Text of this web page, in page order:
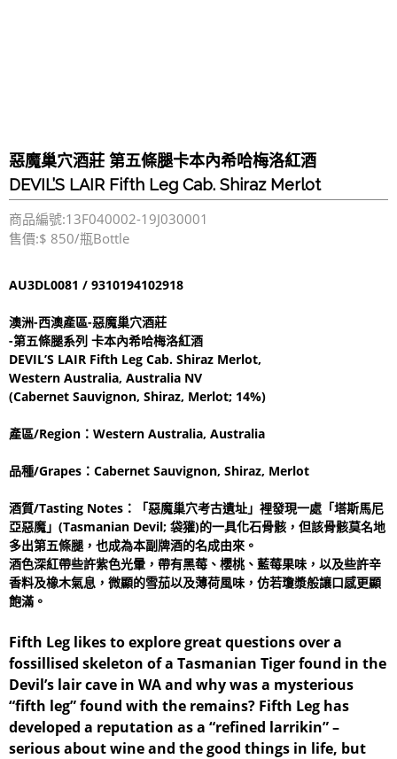
惡魔巢穴酒莊 第五條腿卡本內希哈梅洛紅酒
DEVIL’S LAIR Fifth Leg Cab. Shiraz Merlot
商品編號:13F040002-19J030001
售價:$ 850/瓶Bottle
AU3DL0081 / 9310194102918
澳洲-西澳產區-惡魔巢穴酒莊
-第五條腿系列 卡本內希哈梅洛紅酒
DEVIL’S LAIR Fifth Leg Cab. Shiraz Merlot,
Western Australia, Australia NV
(Cabernet Sauvignon, Shiraz, Merlot; 14%)
產區/Region：Western Australia, Australia
品種/Grapes：Cabernet Sauvignon, Shiraz, Merlot
酒質/Tasting Notes：「惡魔巢穴考古遺址」裡發現一處「塔斯馬尼
亞惡魔」(Tasmanian Devil; 袋獾)的一具化石骨骸，但該骨骸莫名地
多出第五條腿，也成為本副牌酒的名成由來。
酒色深紅帶些許紫色光暈，帶有黑莓、櫻桃、藍莓果味，以及些許辛
香料及橡木氣息，微顯的雪茄以及薄荷風味，仿若瓊漿般讓口感更顯
飽滿。
Fifth Leg likes to explore great questions over a
fossillised skeleton of a Tasmanian Tiger found in the
Devil’s lair cave in WA and why was a mysterious
“fifth leg” found with the remains? Fifth Leg has
developed a reputation as a “refined larrikin” –
serious about wine and the good things in life, but